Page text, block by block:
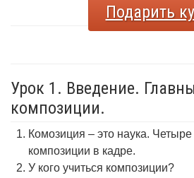
Подарить
Урок 1. Введение.
композиции.
Комозиция – это наука.
композиции в кадре.
У кого учиться композиции?